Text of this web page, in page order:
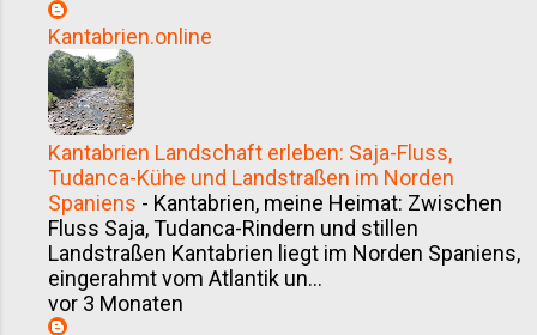
Kantabrien.online
Kantabrien Landschaft erleben: Saja-Fluss,
Tudanca-Kühe und Landstraßen im Norden
Spaniens - Kantabrien, meine Heimat: Zwischen
Fluss Saja, Tudanca-Rindern und stillen
Landstraßen Kantabrien liegt im Norden Spaniens,
eingerahmt vom Atlantik un...
vor 3 Monaten